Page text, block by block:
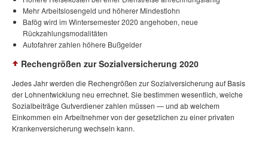
Mehr Arbeitslosengeld und höherer Mindestlohn
Bafög wird im Wintersemester 2020 angehoben, neue
Rückzahlungsmodalitäten
Autofahrer zahlen höhere Bußgelder
Rechengrößen zur Sozialversicherung 2020
Jedes Jahr werden die Rechengrößen zur Sozialversicherung auf Basis
der Lohnentwicklung neu errechnet. Sie bestimmen wesentlich, welche
Sozialbeiträge Gutverdiener zahlen müssen — und ab welchem
Einkommen ein Arbeitnehmer von der gesetzlichen zu einer privaten
Krankenversicherung wechseln kann.